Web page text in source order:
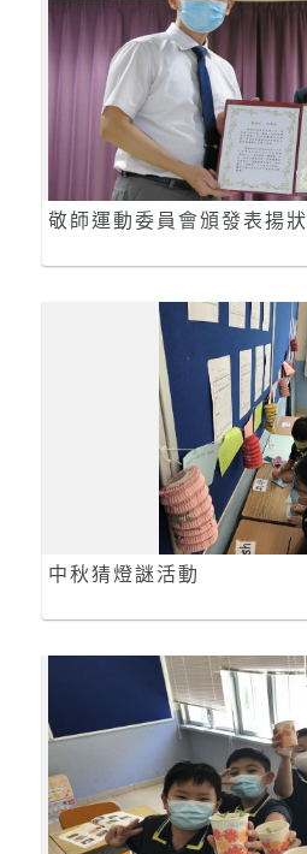
敬師運動委員會頒發表揚狀
中秋猜燈謎活動